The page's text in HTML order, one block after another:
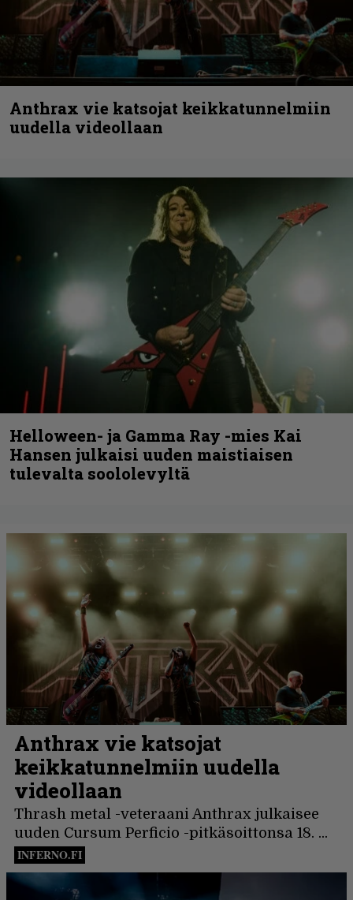
Anthrax vie katsojat keikkatunnelmiin
uudella videollaan
Helloween- ja Gamma Ray -mies Kai
Hansen julkaisi uuden maistiaisen
tulevalta soololevyltä